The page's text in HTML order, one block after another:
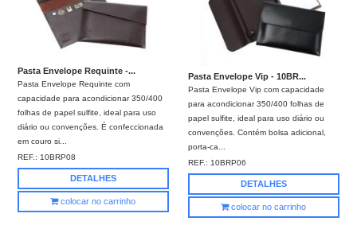
Pasta Envelope Requinte -...
Pasta Envelope Requinte com
capacidade para acondicionar 350/400
folhas de papel sulfite, ideal para uso
diário ou convenções. É confeccionada
em couro si...
REF.: 10BRP08
DETALHES
colocar no carrinho
Pasta Envelope Vip - 10BR...
Pasta Envelope Vip com capacidade
para acondicionar 350/400 folhas de
papel sulfite, ideal para uso diário ou
convenções. Contém bolsa adicional,
porta-ca...
REF.: 10BRP06
DETALHES
colocar no carrinho